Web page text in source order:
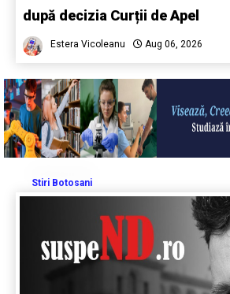
după decizia Curții de Apel
Estera Vicoleanu Aug 06, 2026
Stiri Botosani